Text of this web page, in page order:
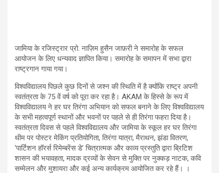
जामिया के रजिस्ट्रार प्रो. नाज़िम हुसैन जाफ़री ने समारोह के सफल
आयोजन के लिए धन्यवाद ज्ञापित किया। समारोह के समापन में सभा द्वारा
राष्ट्रगान गाया गया।
विश्वविद्यालय पिछले कुछ दिनों से जश्न की स्थिति में है क्योंकि राष्ट्र अपनी
स्वतंत्रता के 75 वें वर्ष को पूरा कर रहा है। AKAM के हिस्से के रूप में
विश्वविद्यालय ने हर घर तिरंगा अभियान को सफल बनाने के लिए विश्वविद्यालय
के सभी महत्वपूर्ण स्थानों और भवनों पर पहले से ही तिरंगा फहरा दिया है।
स्वतंत्रता दिवस से पहले विश्वविद्यालय और जामिया के स्कूल हर घर तिरंगा
थीम पर पोस्टर मेकिंग प्रतियोगिता, तिरंगा यात्रा, मैराथन, झंडा वितरण,
‘पार्टिशन हॉरर्स रिमेम्बरेंस डे’ चित्रात्मक और काव्य प्रस्तुति द्वारा ब्रिटिश
शासन की भयावहता, मादक द्रव्यों के सेवन से मुक्ति पर नुक्कड़ नाटक, कवि
सम्मेलन और मुशायरा और कई अन्य कार्यक्रम आयोजित कर रहे हैं। ।